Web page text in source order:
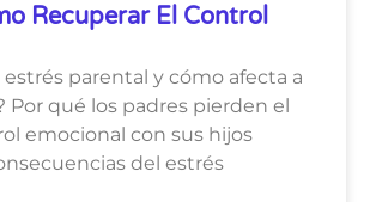
Recuperar El Control
estrés parental y cómo afecta a
Por qué los padres pierden el
emocional con sus hijos
del estrés